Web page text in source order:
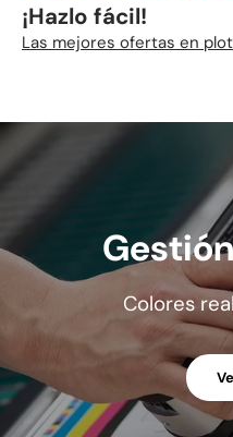
¡Hazlo fácil!
Las mejores ofertas en
Colores